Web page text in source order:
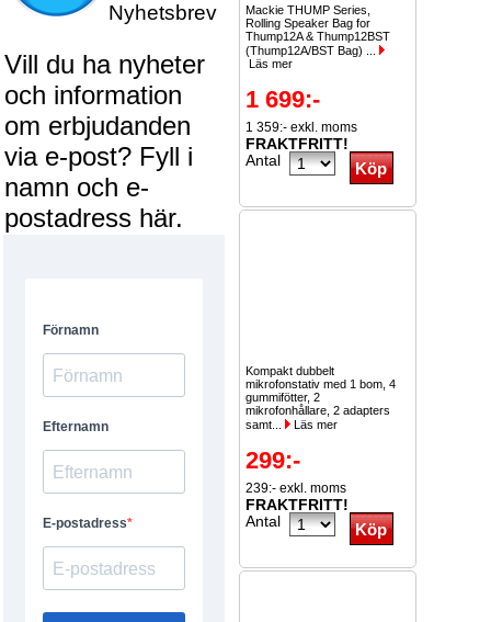
Nyhetsbrev
Vill du ha nyheter
och information
om erbjudanden
via e-post? Fyll i
namn och e-
postadress här.
Mackie THUMP Series,
Rolling Speaker Bag for
Thump12A & Thump12BST
(Thump12A/BST Bag) ...
Läs mer
1 699:-
1 359:- exkl. moms
FRAKTFRITT!
Antal
Kompakt dubbelt
mikrofonstativ med 1 bom, 4
gummifötter, 2
mikrofonhållare, 2 adapters
samt...
Läs mer
299:-
239:- exkl. moms
FRAKTFRITT!
Antal